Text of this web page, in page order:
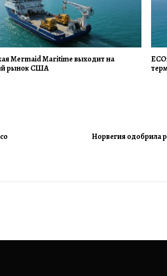
Mermaid Maritime выходит на
рынок США
Норвегия одобрила